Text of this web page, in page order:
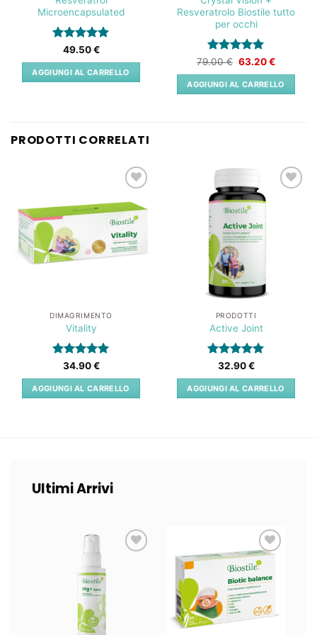
Microencapsulated
Valutato5
su 5
49.50€
AGGIUNGI AL CARRELLO
Resveratrolo Biostile tutto
per occhi
Valutato5
su 5
79.00€ Il
originale
era:
79.00 €.
63.20€Il
attuale
è:
63.20 €.
AGGIUNGI AL CARRELLO
PRODOTTI CORRELATI
dei
desideri
DIMAGRIMENTO
Vitality
Valutato5
su 5
34.90€
AGGIUNGI AL CARRELLO
PRODOTTI
Active Joint
Valutato5
su 5
32.90€
AGGIUNGI AL CARRELLO
Ultimi Arrivi
Lista
dei
desideri